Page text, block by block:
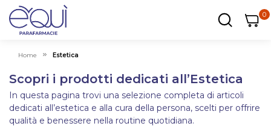
00
Home Estetica
Scopri i prodotti dedicati all’Estetica
In questa pagina trovi una selezione completa di articoli
dedicati all’estetica e alla cura della persona, scelti per offrire
qualità e benessere nella routine quotidiana.